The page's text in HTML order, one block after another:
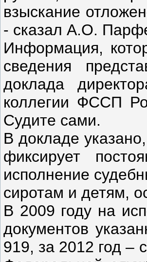
взыскание
- сказал А.О.
Информация,
сведения
доклада
коллегии ФССП
Судите сами.
В докладе
фиксирует
исполнение
сиротам и детям,
В 2009 году на
документов
919, за 2012 год –